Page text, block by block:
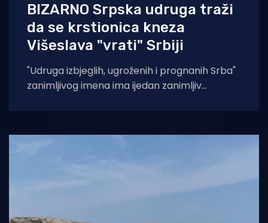
BIZARNO Srpska udruga traži
da se krstionica kneza
Višeslava "vrati" Srbiji
"Udruga izbjeglih, ugroženih i prognanih Srba"
zanimljivog imena ima ijedan zanimljiv